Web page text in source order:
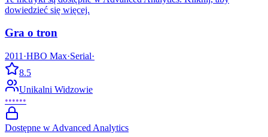
dowiedzieć się więcej.
Gra o tron
2011 ·HBO Max·Serial·
8.5
Unikalni Widzowie
••••••
Dostępne w Advanced Analytics